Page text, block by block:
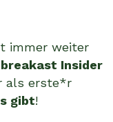
immer weiter
breakast Insider
als erste*r
gibt!